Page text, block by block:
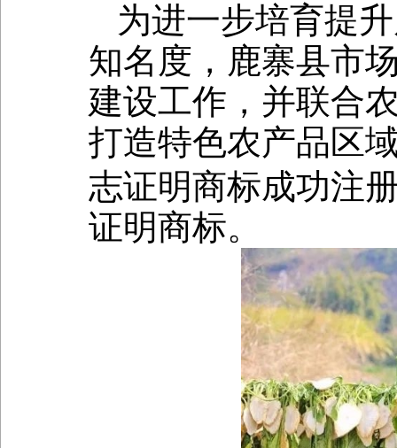
为进一步培育提
知名度，鹿寨县市
建设工作，并联合
打造特色农产品区
志证明商标成功注
证明商标。